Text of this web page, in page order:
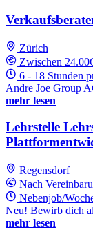
Zürich
Zwischen
6 - 18 Stunden
Andre Joe Group
mehr lesen
Lehrstelle
Regensdorf
Nach
Nebenjob/
Neu! Bewirb dich
mehr lesen